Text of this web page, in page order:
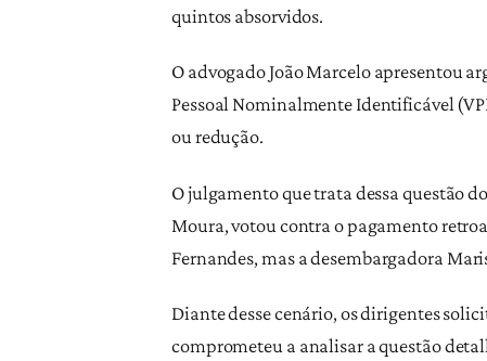
quintos absorvidos.
O advogado João Marcelo apresentou
Pessoal Nominalmente Identificável
ou redução.
O julgamento que trata dessa questão
Moura, votou contra o pagamento
Fernandes, mas a desembargadora
Diante desse cenário, os dirigentes
comprometeu a analisar a questão